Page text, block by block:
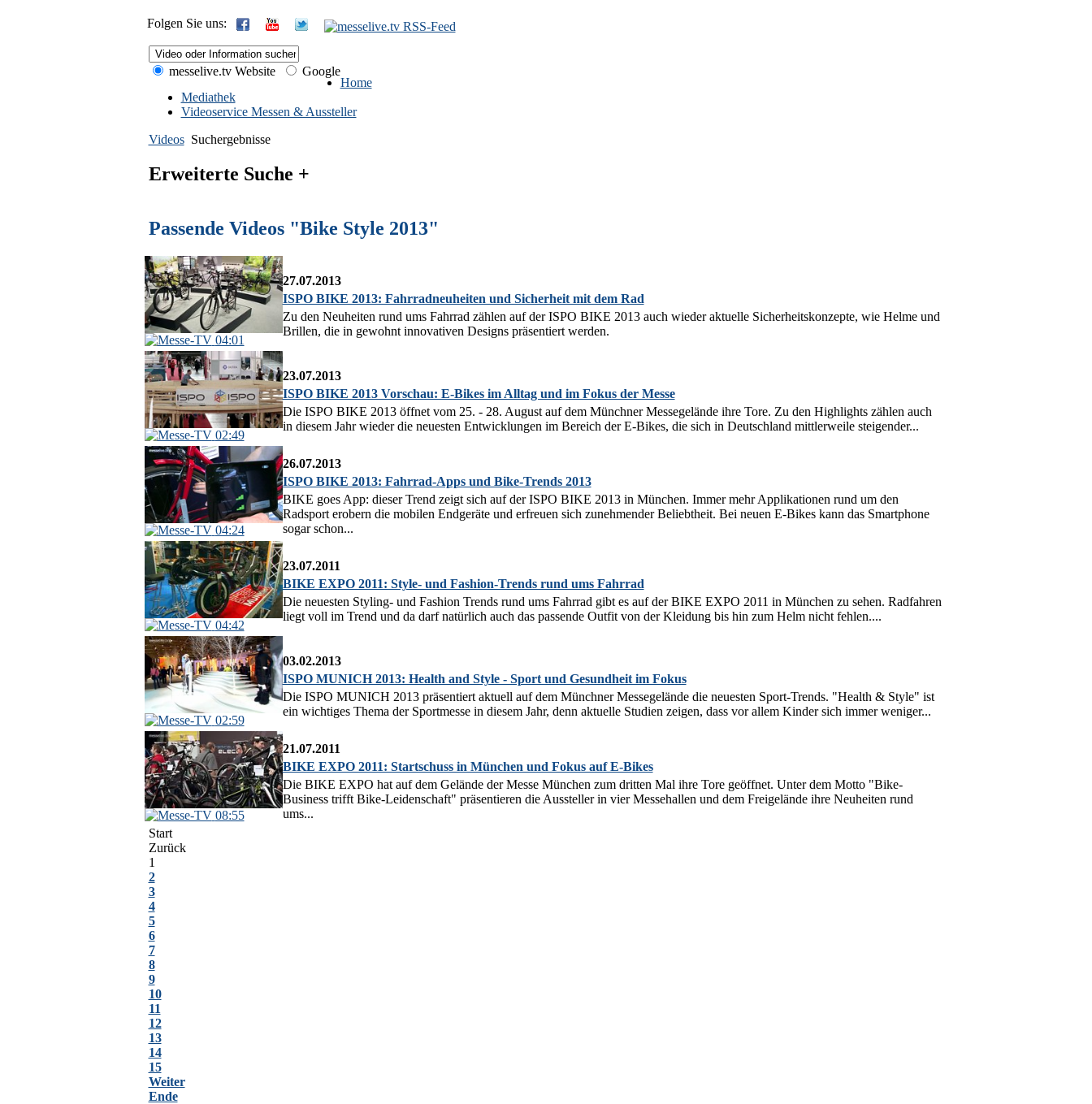
Folgen Sie uns:
messelive.tv Website
Google
Home
Mediathek
Videoservice Messen & Aussteller
Videos Suchergebnisse
Erweiterte Suche +
Passende Videos "Bike Style 2013"
04:01
27.07.2013
ISPO BIKE 2013: Fahrradneuheiten und Sicherheit mit dem Rad
Zu den Neuheiten rund ums Fahrrad zählen auf der ISPO BIKE 2013 auch wieder aktuelle Sicherheitskonzepte, wie Helme und
Brillen, die in gewohnt innovativen Designs präsentiert werden.
02:49
23.07.2013
ISPO BIKE 2013 Vorschau: E-Bikes im Alltag und im Fokus der Messe
Die ISPO BIKE 2013 öffnet vom 25. - 28. August auf dem Münchner Messegelände ihre Tore. Zu den Highlights zählen auch
in diesem Jahr wieder die neuesten Entwicklungen im Bereich der E-Bikes, die sich in Deutschland mittlerweile steigender...
04:24
26.07.2013
ISPO BIKE 2013: Fahrrad-Apps und Bike-Trends 2013
BIKE goes App: dieser Trend zeigt sich auf der ISPO BIKE 2013 in München. Immer mehr Applikationen rund um den
Radsport erobern die mobilen Endgeräte und erfreuen sich zunehmender Beliebtheit. Bei neuen E-Bikes kann das Smartphone
sogar schon...
04:42
23.07.2011
BIKE EXPO 2011: Style- und Fashion-Trends rund ums Fahrrad
Die neuesten Styling- und Fashion Trends rund ums Fahrrad gibt es auf der BIKE EXPO 2011 in München zu sehen. Radfahren
liegt voll im Trend und da darf natürlich auch das passende Outfit von der Kleidung bis hin zum Helm nicht fehlen....
02:59
03.02.2013
ISPO MUNICH 2013: Health and Style - Sport und Gesundheit im Fokus
Die ISPO MUNICH 2013 präsentiert aktuell auf dem Münchner Messegelände die neuesten Sport-Trends. "Health & Style" ist
ein wichtiges Thema der Sportmesse in diesem Jahr, denn aktuelle Studien zeigen, dass vor allem Kinder sich immer weniger...
08:55
21.07.2011
BIKE EXPO 2011: Startschuss in München und Fokus auf E-Bikes
Die BIKE EXPO hat auf dem Gelände der Messe München zum dritten Mal ihre Tore geöffnet. Unter dem Motto "Bike-
Business trifft Bike-Leidenschaft" präsentieren die Aussteller in vier Messehallen und dem Freigelände ihre Neuheiten rund
ums...
Start
Zurück
1
2
3
4
5
6
7
8
9
10
11
12
13
14
15
Weiter
Ende